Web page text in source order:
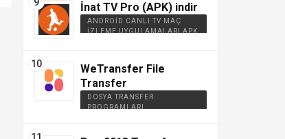
İnat TV Pro (APK) indir
ANDROID CANLI TV MAÇ
İZLEME UYGULAMALARI APK
WeTransfer File
Transfer
DOSYA TRANSFER
PROGRAMLARI